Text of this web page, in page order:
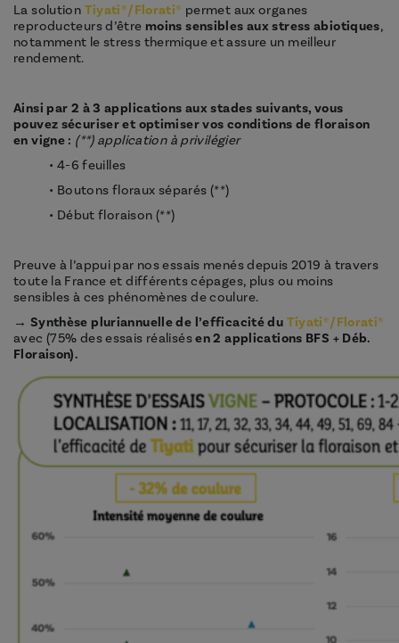
La solution Tiyati®/Florati® permet aux organes
reproducteurs d’être moins sensibles aux stress abiotiques,
notamment le stress thermique et assure un meilleur
rendement.
Ainsi par 2 à 3 applications aux stades suivants, vous
pouvez sécuriser et optimiser vos conditions de floraison
en vigne : (**) application à privilégier
• 4-6 feuilles
• Boutons floraux séparés (**)
• Début floraison (**)
Preuve à l’appui par nos essais menés depuis 2019 à travers
toute la France et différents cépages, plus ou moins
sensibles à ces phénomènes de coulure.
→ Synthèse pluriannuelle de l’efficacité du Tiyati®/Florati®
avec (75% des essais réalisésen 2 applications BFS + Déb.
Floraison).